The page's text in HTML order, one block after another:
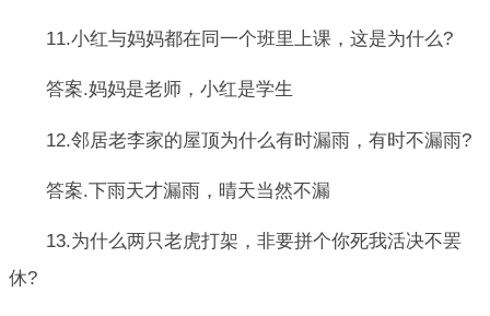
11.小红与妈妈都在同一个班里上课，这是为什么?
答案.妈妈是老师，小红是学生
12.邻居老李家的屋顶为什么有时漏雨，有时不漏雨?
答案.下雨天才漏雨，晴天当然不漏
13.为什么两只老虎打架，非要拼个你死我活决不罢
休?